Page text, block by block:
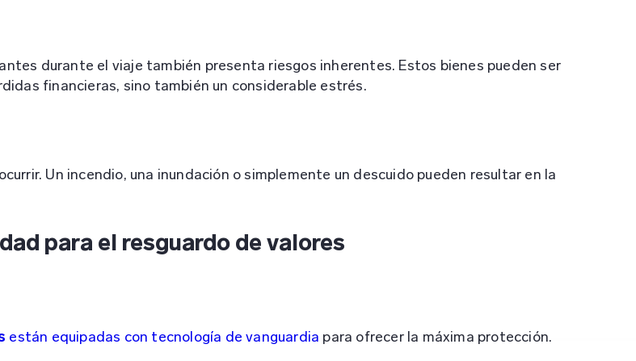
durante el viaje también presenta riesgos inherentes. Estos bienes pueden ser
financieras, sino también un considerable estrés.
Un incendio, una inundación o simplemente un descuido pueden resultar en la
para el resguardo de valores
están equipadas con tecnología de vanguardia para ofrecer la máxima protección.